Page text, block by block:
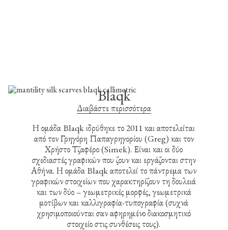
Blaqk
Διαβάστε περισσότερα
Η ομάδα Blaqk ιδρύθηκε το 2011 και αποτελείται
από τον Γρηγόρη Παπαγρηγορίου (Greg) και τον
Χρήστο Τζαφέρο (Simek). Είναι και οι δύο
σχεδιαστές γραφικών που ζουν και εργάζονται στην
Αθήνα. Η ομάδα Blaqk αποτελεί το πάντρεμα των
γραφικών στοιχείων που χαρακτηρίζουν τη δουλειά
και των δύο – γεωμετρικές μορφές, γεωμετρικά
μοτίβων και καλλιγραφία-τυπογραφία (συχνά
χρησιμοποιούνται σαν αφηρημένο διακοσμητικό
στοιχείο στις συνθέσεις τους).